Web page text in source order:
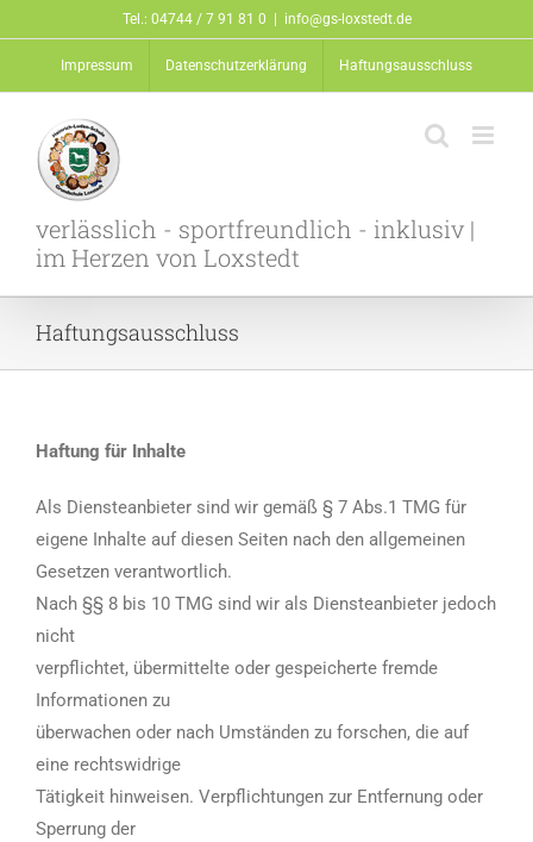
Inhalt
Tel.: 04744 / 7 91 81 0 info@gs-loxstedt.de
Impressum Datenschutzerklärung Haftungsausschluss
verlässlich - sportfreundlich - inklusiv |
im Herzen von Loxstedt
Haftungsausschluss
Haftung für Inhalte
Als Diensteanbieter sind wir gemäß § 7 Abs.1 TMG für
eigene Inhalte auf diesen Seiten nach den allgemeinen
Gesetzen verantwortlich.
Nach §§ 8 bis 10 TMG sind wir als Diensteanbieter jedoch
nicht
verpflichtet, übermittelte oder gespeicherte fremde
Informationen zu
überwachen oder nach Umständen zu forschen, die auf
eine rechtswidrige
Tätigkeit hinweisen. Verpflichtungen zur Entfernung oder
Sperrung der